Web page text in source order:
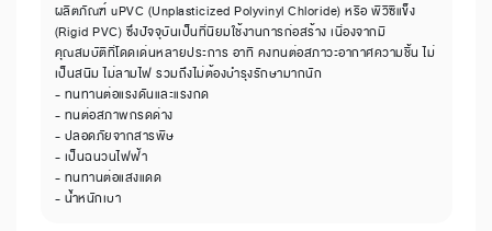
ผลิตภัณฑ์ uPVC (Unplasticized Polyvinyl Chloride) หรือ พีวีซีแข็ง
(Rigid PVC) ซึ่งปัจจุบันเป็นที่นิยมใช้งานการก่อสร้าง เนื่องจากมี
คุณสมบัติที่โดดเด่นหลายประการ อาทิ คงทนต่อสภาวะอากาศความชื้น ไม่
เป็นสนิม ไม่ลามไฟ รวมถึงไม่ต้องบำรุงรักษามากนัก
- ทนทานต่อแรงดันและแรงกด
- ทนต่อสภาพกรดด่าง
- ปลอดภัยจากสารพิษ
- เป็นฉนวนไฟฟ้า
- ทนทานต่อแสงแดด
- น้ำหนักเบา